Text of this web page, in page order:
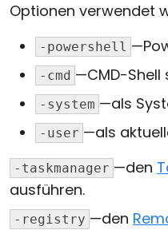
Optionen verwendet
-powershell
-cmd —CMD-Shell
-system —als
-user —als
-taskmanager —den
ausführen.
-registry —den